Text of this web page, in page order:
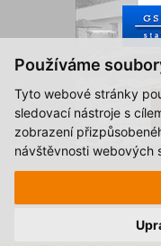
Používáme
Tyto webové stránky
sledovací nástroje s
zobrazení
návštěvnosti webových